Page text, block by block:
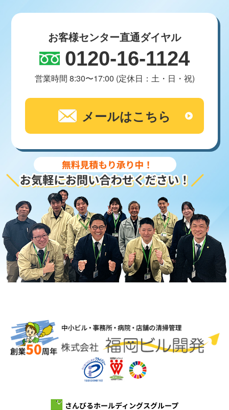
お客様センター直通ダイヤル
0120-16-1124
営業時間 8:30〜17:00 (定休日：土・日・祝)
メールはこちら